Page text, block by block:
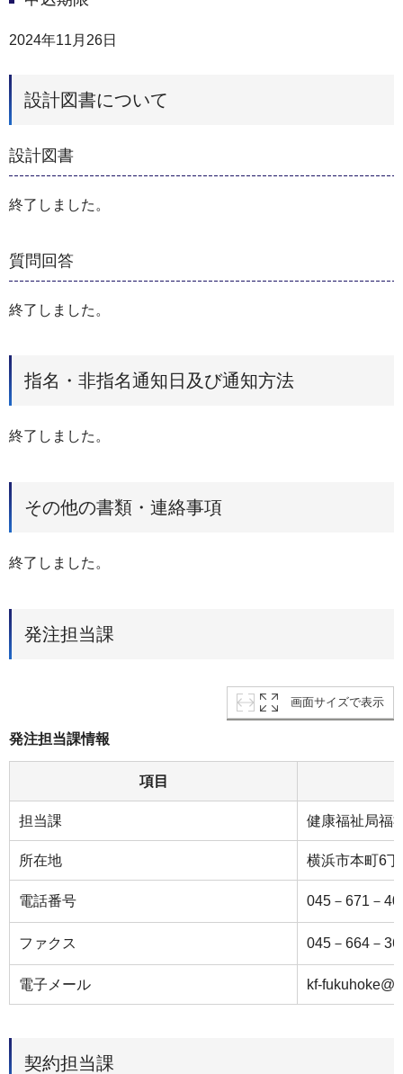
2024年11月26日
設計図書について
設計図書
終了しました。
質問回答
終了しました。
指名・非指名通知日及び通知方法
終了しました。
その他の書類・連絡事項
終了しました。
発注担当課
画面サイズで表示
発注担当課情報
項目
担当課 健康福祉局福
所在地 横浜市本町6
電話番号 045－671－
ファクス 045－664－
電子メール kf-
契約担当課